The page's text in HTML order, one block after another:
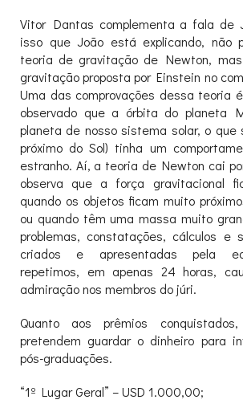
Vitor Dantas complementa a fala de
isso que João está explicando, não
teoria de gravitação de Newton,
gravitação proposta por Einstein no
Uma das comprovações dessa teoria
observado que a órbita do planeta
planeta de nosso sistema solar, o que
próximo do Sol) tinha um
estranho. Aí, a teoria de Newton cai
observa que a força gravitacional
quando os objetos ficam muito
ou quando têm uma massa muito
problemas, constatações, cálculos e
criados e apresentadas pela
repetimos, em apenas 24 horas,
admiração nos membros do júri.
Quanto aos prêmios
pretendem guardar o dinheiro para
pós-graduações.
“1º Lugar Geral” – USD 1.000,00;